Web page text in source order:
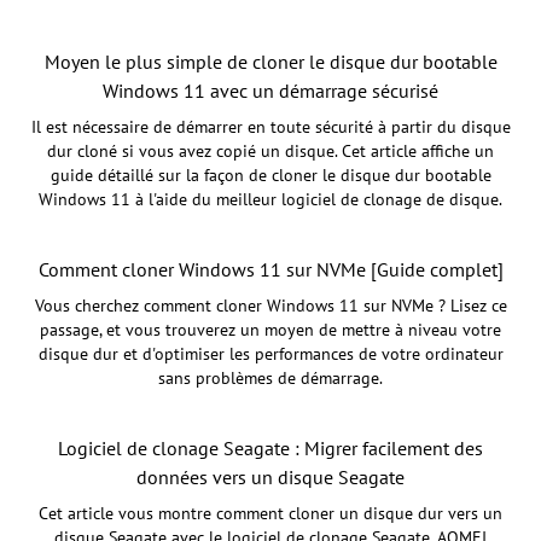
Moyen le plus simple de cloner le disque dur bootable
Windows 11 avec un démarrage sécurisé
Il est nécessaire de démarrer en toute sécurité à partir du disque
dur cloné si vous avez copié un disque. Cet article affiche un
guide détaillé sur la façon de cloner le disque dur bootable
Windows 11 à l'aide du meilleur logiciel de clonage de disque.
Comment cloner Windows 11 sur NVMe [Guide complet]
Vous cherchez comment cloner Windows 11 sur NVMe ? Lisez ce
passage, et vous trouverez un moyen de mettre à niveau votre
disque dur et d'optimiser les performances de votre ordinateur
sans problèmes de démarrage.
Logiciel de clonage Seagate : Migrer facilement des
données vers un disque Seagate
Cet article vous montre comment cloner un disque dur vers un